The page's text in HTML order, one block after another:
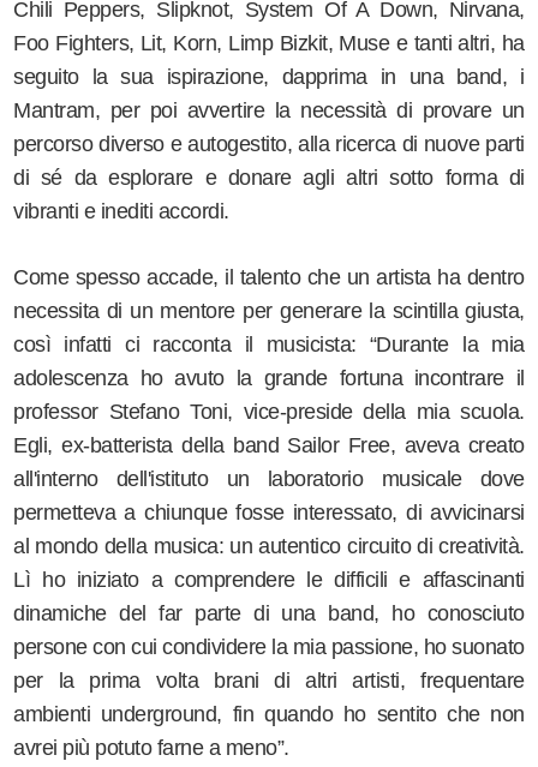
Chili Peppers, Slipknot, System Of A Down, Nirvana,
Foo Fighters, Lit, Korn, Limp Bizkit, Muse e tanti altri, ha
seguito la sua ispirazione, dapprima in una band, i
Mantram, per poi avvertire la necessità di provare un
percorso diverso e autogestito, alla ricerca di nuove parti
di sé da esplorare e donare agli altri sotto forma di
vibranti e inediti accordi.
Come spesso accade, il talento che un artista ha dentro
necessita di un mentore per generare la scintilla giusta,
così infatti ci racconta il musicista: “Durante la mia
adolescenza ho avuto la grande fortuna incontrare il
professor Stefano Toni, vice-preside della mia scuola.
Egli, ex-batterista della band Sailor Free, aveva creato
all'interno dell'istituto un laboratorio musicale dove
permetteva a chiunque fosse interessato, di avvicinarsi
al mondo della musica: un autentico circuito di creatività.
Lì ho iniziato a comprendere le difficili e affascinanti
dinamiche del far parte di una band, ho conosciuto
persone con cui condividere la mia passione, ho suonato
per la prima volta brani di altri artisti, frequentare
ambienti underground, fin quando ho sentito che non
avrei più potuto farne a meno”.